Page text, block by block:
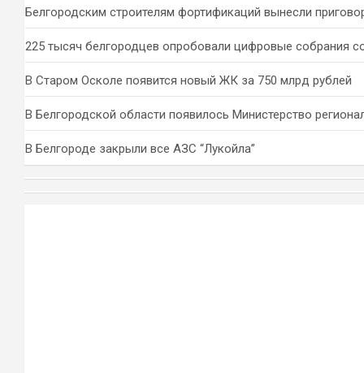
Белгородским строителям фортификаций вынесли
225 тысяч белгородцев опробовали цифровые собрания
В Старом Осколе появится новый ЖК за 750 млрд рублей
В Белгородской области появилось Министерство
В Белгороде закрыли все АЗС “Лукойла”